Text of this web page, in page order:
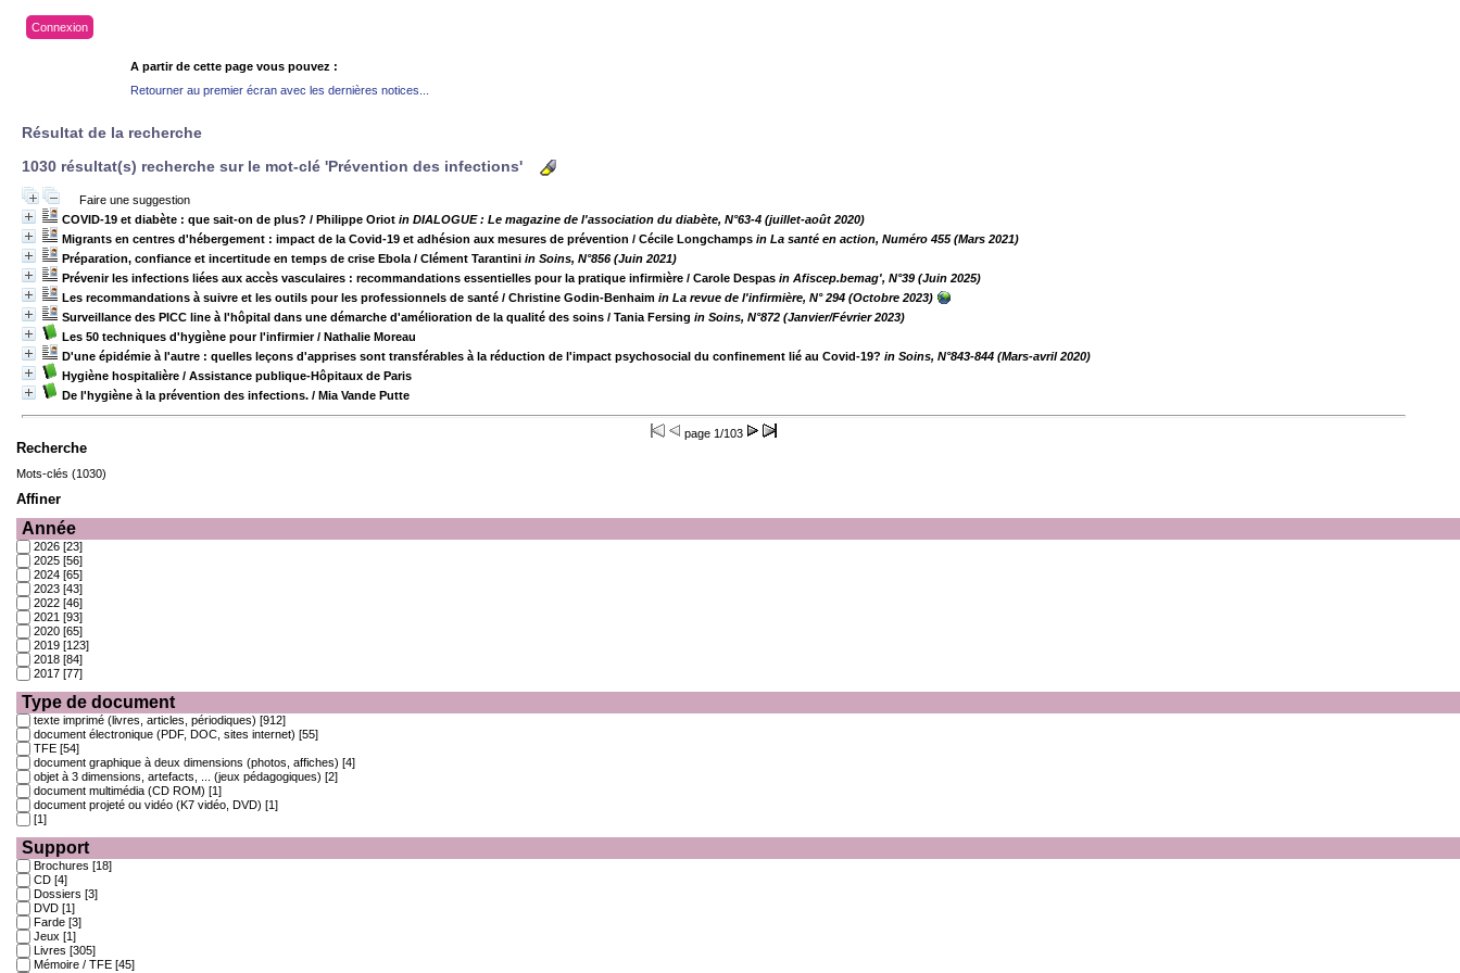
Connexion
A partir de cette page vous pouvez :
Retourner au premier écran avec les dernières notices...
Résultat de la recherche
1030 résultat(s) recherche sur le mot-clé 'Prévention des infections'
Faire une suggestion
COVID-19 et diabète : que sait-on de plus? / Philippe Oriot in DIALOGUE : Le magazine de l'association du diabète, N°63-4 (juillet-août 2020)
Migrants en centres d'hébergement : impact de la Covid-19 et adhésion aux mesures de prévention / Cécile Longchamps in La santé en action, Numéro 455 (Mars 2021)
Préparation, confiance et incertitude en temps de crise Ebola / Clément Tarantini in Soins, N°856 (Juin 2021)
Prévenir les infections liées aux accès vasculaires : recommandations essentielles pour la pratique infirmière / Carole Despas in Afiscep.bemag', N°39 (Juin 2025)
Les recommandations à suivre et les outils pour les professionnels de santé / Christine Godin-Benhaim in La revue de l'infirmière, N° 294 (Octobre 2023)
Surveillance des PICC line à l'hôpital dans une démarche d'amélioration de la qualité des soins / Tania Fersing in Soins, N°872 (Janvier/Février 2023)
Les 50 techniques d'hygiène pour l'infirmier/ Nathalie Moreau
D'une épidémie à l'autre : quelles leçons d'apprises sont transférables à la réduction de l'impact psychosocial du confinement lié au Covid-19? in Soins, N°843-844 (Mars-avril 2020)
Hygiène hospitalière / Assistance publique-Hôpitaux de Paris
De l'hygiène à la prévention des infections. / Mia Vande Putte
page 1/103
Recherche
Mots-clés (1030)
Affiner
Année
2026 [23]
2025 [56]
2024 [65]
2023 [43]
2022 [46]
2021 [93]
2020 [65]
2019 [123]
2018 [84]
2017 [77]
Type de document
texte imprimé (livres, articles, périodiques) [912]
document électronique (PDF, DOC, sites internet) [55]
TFE [54]
document graphique à deux dimensions (photos, affiches) [4]
objet à 3 dimensions, artefacts, ... (jeux pédagogiques) [2]
document multimédia (CD ROM) [1]
document projeté ou vidéo (K7 vidéo, DVD) [1]
[1]
Support
Brochures [18]
CD [4]
Dossiers [3]
DVD [1]
Farde [3]
Jeux [1]
Livres [305]
Mémoire / TFE [45]